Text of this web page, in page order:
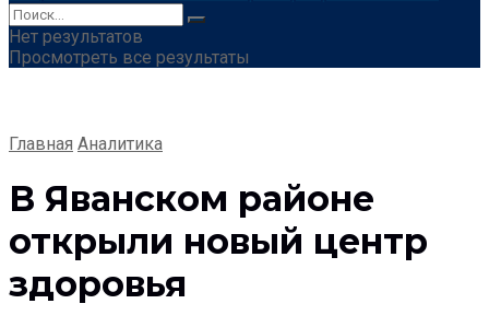
Нет результатов
Просмотреть все результаты
Главная Аналитика
В Яванском районе
открыли новый центр
здоровья